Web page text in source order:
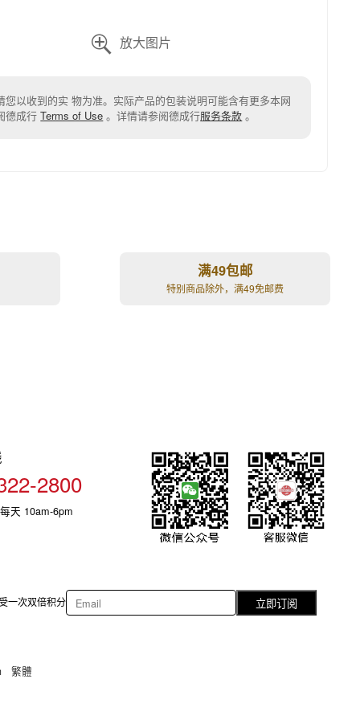

以收到的实 物为准。实际产品的包装说明可能含有更多本网
德成行Terms of Use 。详情请参阅德成行服务条款 。
满49包邮
特别商品除外，满49免邮费
2800
每天 10am-6pm
一次双倍积分 立即订阅
繁體